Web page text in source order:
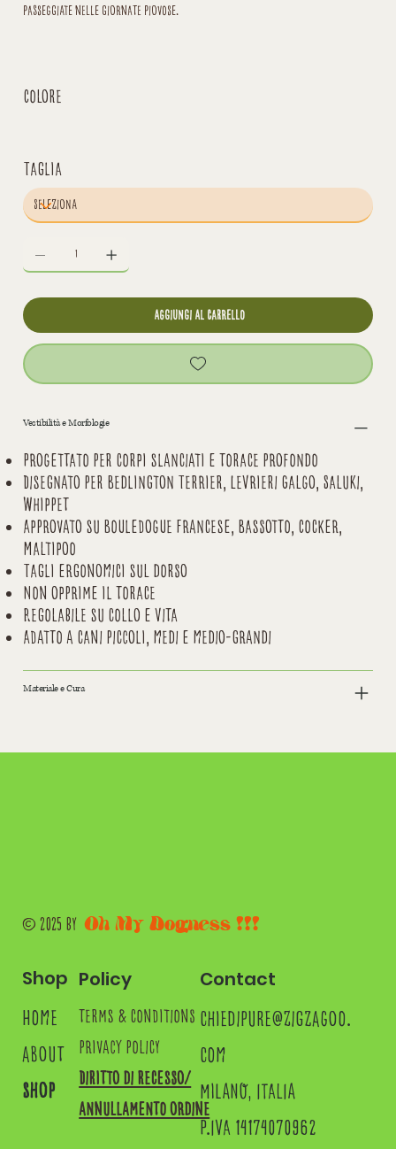
passeggiate nelle giornate piovose.
Colore
Taglia
aggiungi al carrello
Vestibilità e Morfologie
Progettato per corpi slanciati e torace profondo
Disegnato per Bedlington Terrier, Levrieri Galgo, Saluki,
Whippet
Approvato su Bouledogue Francese, Bassotto, Cocker,
Maltipoo
Tagli ergonomici sul dorso
Non opprime il torace
Regolabile su collo e vita
Adatto a cani piccoli, medi e medio-grandi
Materiale e Cura
© 2025 by Oh My Dogness !!!
Shop
home
about
shop
Policy
terms & conditions
privacy policy
Diritto di recesso/
annullamento ordine
Contact
chiedipure@zigzagoo.
com
MILANO, ITALIA
P.IVA 14174070962